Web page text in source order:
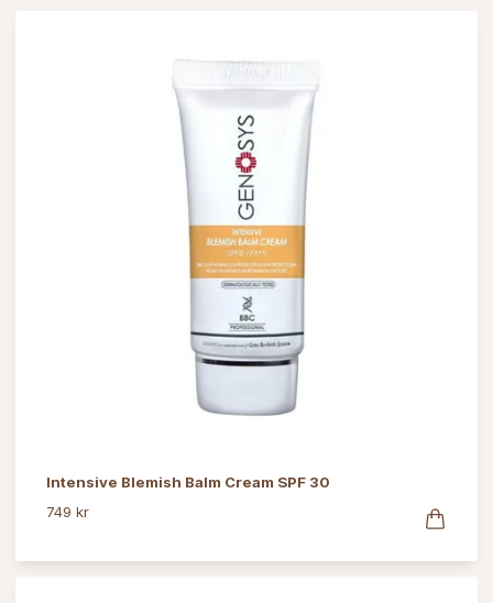
Intensive Blemish Balm Cream SPF 30
749 kr